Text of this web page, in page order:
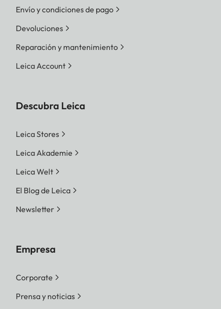
Envío y condiciones de pago
Devoluciones
Reparación y mantenimiento
Leica Account
Descubra Leica
Leica Stores
Leica Akademie
Leica Welt
El Blog de Leica
Newsletter
Empresa
Corporate
Prensa y noticias